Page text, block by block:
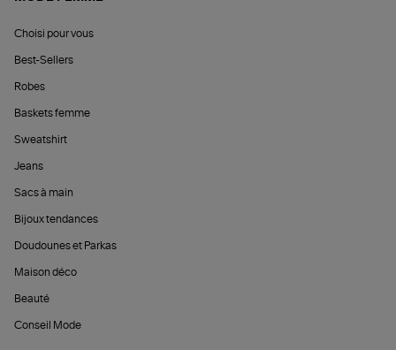
Choisi pour vous
Best-Sellers
Robes
Baskets femme
Sweatshirt
Jeans
Sacs à main
Bijoux tendances
Doudounes et Parkas
Maison déco
Beauté
Conseil Mode